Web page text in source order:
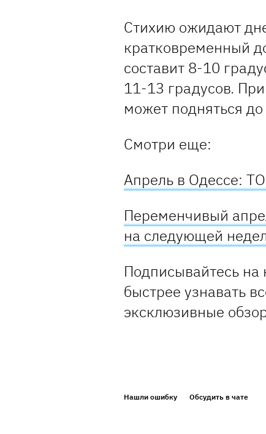
Стихию ожидают
кратковременный
составит 8-10
11-13 градусов.
может подняться
Смотри еще:
Апрель в Одессе:
Переменчивый
на следующей
Подписывайтесь на
быстрее узнавать
эксклюзивные
Нашли ошибку Обсудить в чате